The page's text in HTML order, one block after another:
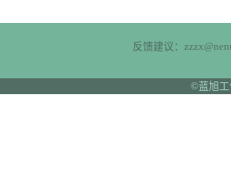
反馈建议：
©蓝旭工